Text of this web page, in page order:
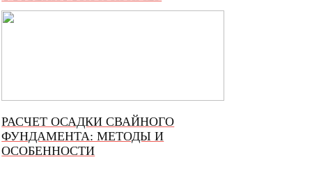
РАСЧЕТ ОСАДКИ СВАЙНОГО
ФУНДАМЕНТА: МЕТОДЫ И
ОСОБЕННОСТИ